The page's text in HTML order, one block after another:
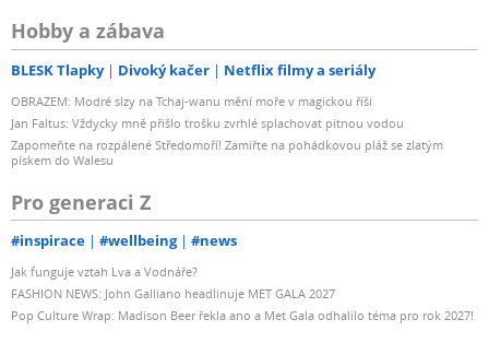
Hobby a zábava
BLESK Tlapky Divoký kačer Netflix filmy a seriály
OBRAZEM: Modré slzy na Tchaj-wanu mění moře v magickou říši
Jan Faltus: Vždycky mně přišlo trošku zvrhlé splachovat pitnou vodou
Zapomeňte na rozpálené Středomoří! Zamiřte na pohádkovou pláž se zlatým
pískem do Walesu
Pro generaci Z
#inspirace #wellbeing #news
Jak funguje vztah Lva a Vodnáře?
FASHION NEWS: John Galliano headlinuje MET GALA 2027
Pop Culture Wrap: Madison Beer řekla ano a Met Gala odhalilo téma pro rok 2027!